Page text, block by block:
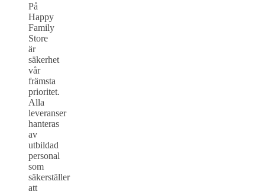
På
Happy
Family
Store
är
säkerhet
vår
främsta
prioritet.
Alla
leveranser
hanteras
av
utbildad
personal
som
säkerställer
att